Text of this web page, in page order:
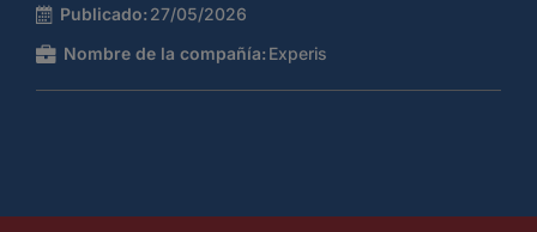
Publicado: 27/05/2026
Nombre de la compañía: Experis